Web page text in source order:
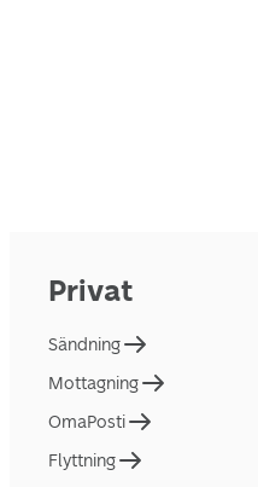
Privat
Sändning
Mottagning
OmaPosti
Flyttning